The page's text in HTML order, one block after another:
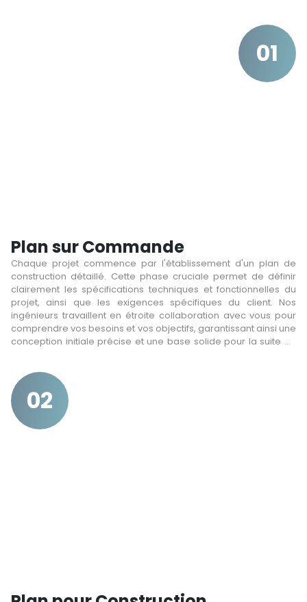
01
Plan sur Commande
Chaque projet commence par l'établissement d'un plan de
construction détaillé. Cette phase cruciale permet de définir
clairement les spécifications techniques et fonctionnelles du
projet, ainsi que les exigences spécifiques du client. Nos
ingénieurs travaillent en étroite collaboration avec vous pour
comprendre vos besoins et vos objectifs, garantissant ainsi une
conception initiale précise et une base solide pour la suite du
02